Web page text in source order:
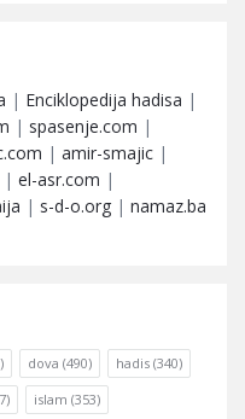
| Enciklopedija hadisa |
| spasenje.com |
| amir-smajic |
| el-asr.com |
| s-d-o.org | namaz.ba
dova (490) hadis (340)
islam (353)